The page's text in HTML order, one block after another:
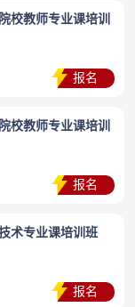
校教师专业课培训
报名
校教师专业课培训
报名
术专业课培训班
报名